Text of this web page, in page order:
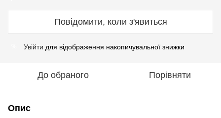
Повідомити, коли з'явиться
Увійти для відображення накопичувальної знижки
До обраного Порівняти
Опис